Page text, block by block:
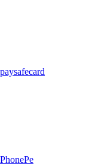
paysafecard
PhonePe